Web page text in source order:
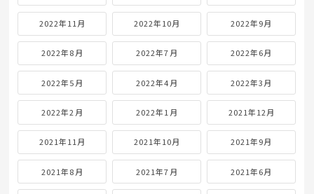
2022年11月 2022年10月 2022年9月
2022年8月 2022年7月 2022年6月
2022年5月 2022年4月 2022年3月
2022年2月 2022年1月 2021年12月
2021年11月 2021年10月 2021年9月
2021年8月 2021年7月 2021年6月